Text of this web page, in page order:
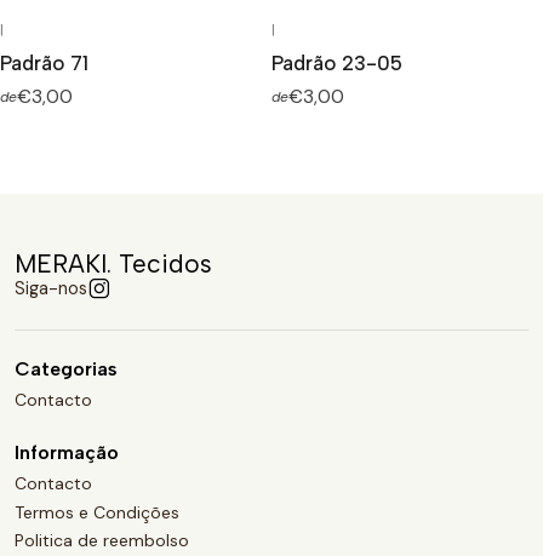
|
Padrão 71
de€3,00
|
Padrão 23-05
de€3,00
MERAKI. Tecidos
Siga-nos
Categorias
Contacto
Informação
Contacto
Termos e Condições
Politica de reembolso